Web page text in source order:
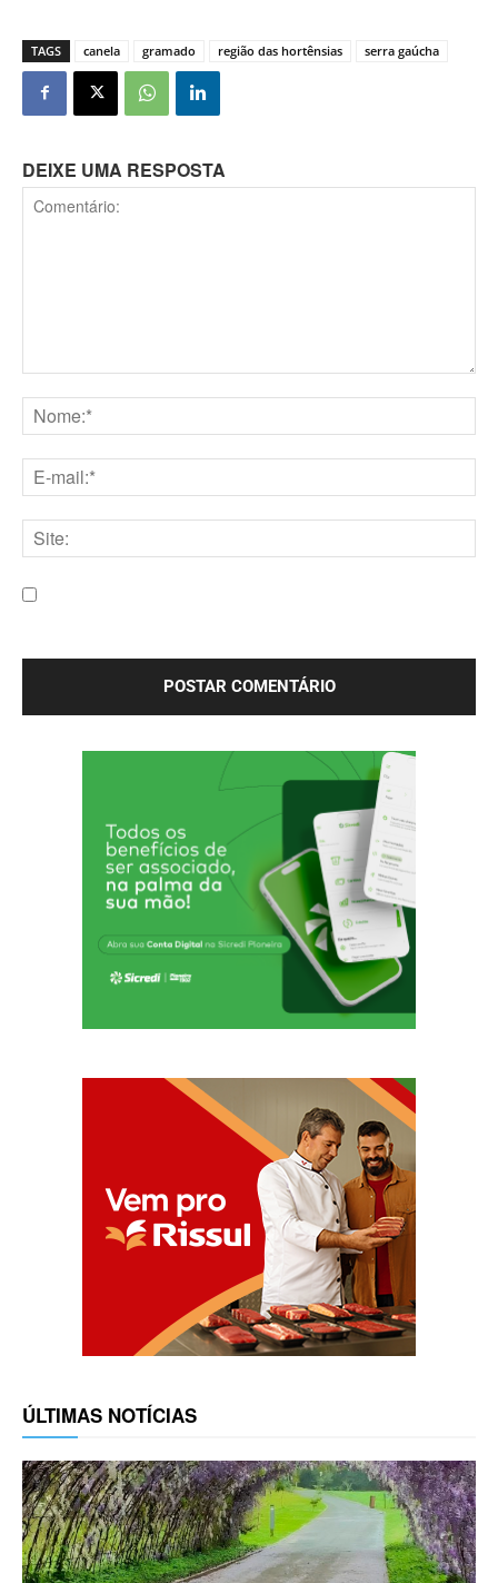
TAGS canela gramado região das hortênsias serra gaúcha
DEIXE UMA RESPOSTA
mail:*
ÚLTIMAS NOTÍCIAS